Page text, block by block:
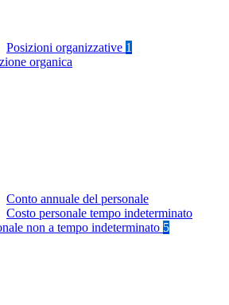
Posizioni organizzative 1
organica
Conto annuale del personale
Costo personale tempo indeterminato
non a tempo indeterminato 5